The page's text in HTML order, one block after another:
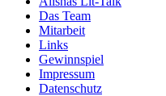
Das Team
Mitarbeit
Links
Gewinnspiel
Impressum
Datenschutz